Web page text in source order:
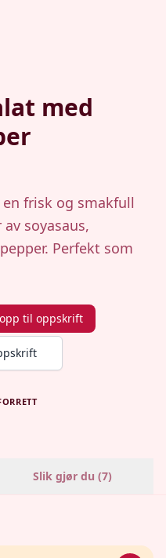
med
frisk og smakfull
soyasaus,
Perfekt som
til oppskrift
Slik gjør du (7)